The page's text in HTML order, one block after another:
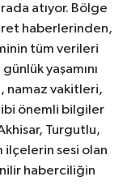
atıyor. Bölge
haberlerinden,
tüm verileri
yaşamını
namaz vakitleri,
önemli bilgiler
Turgutlu,
ilçelerin sesi olan
haberciliğin